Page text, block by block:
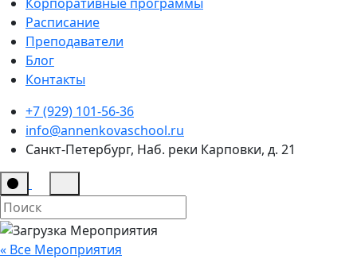
Расписание
Преподаватели
Блог
Контакты
+7 (929) 101-56-36
info@annenkovaschool.ru
Санкт-Петербург, Наб. реки Карповки, д. 21
« Все Мероприятия